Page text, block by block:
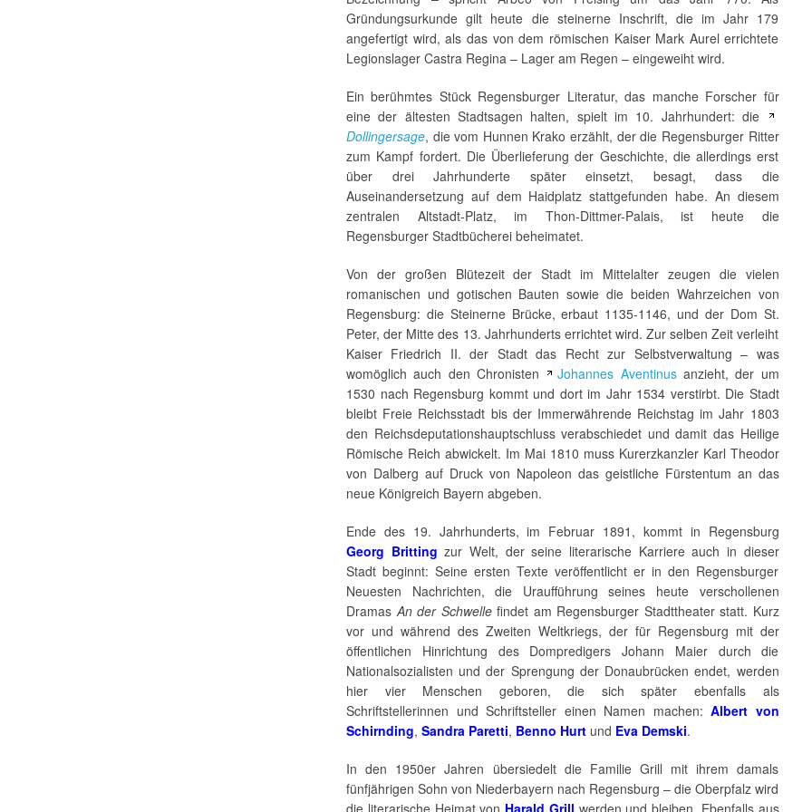
Gründungsurkunde gilt heute die steinerne Inschrift, die im Jahr 179
angefertigt wird, als das von dem römischen Kaiser Mark Aurel errichtete
Legionslager Castra Regina – Lager am Regen – eingeweiht wird.
Ein berühmtes Stück Regensburger Literatur, das manche Forscher für
eine der ältesten Stadtsagen halten, spielt im 10. Jahrhundert: die
Dollingersage, die vom Hunnen Krako erzählt, der die Regensburger Ritter
zum Kampf fordert. Die Überlieferung der Geschichte, die allerdings erst
über drei Jahrhunderte später einsetzt, besagt, dass die
Auseinandersetzung auf dem Haidplatz stattgefunden habe. An diesem
zentralen Altstadt-Platz, im Thon-Dittmer-Palais, ist heute die
Regensburger Stadtbücherei beheimatet.
Von der großen Blütezeit der Stadt im Mittelalter zeugen die vielen
romanischen und gotischen Bauten sowie die beiden Wahrzeichen von
Regensburg: die Steinerne Brücke, erbaut 1135-1146, und der Dom St.
Peter, der Mitte des 13. Jahrhunderts errichtet wird. Zur selben Zeit verleiht
Kaiser Friedrich II. der Stadt das Recht zur Selbstverwaltung – was
womöglich auch den Chronisten
Johannes Aventinusanzieht, der um
1530 nach Regensburg kommt und dort im Jahr 1534 verstirbt. Die Stadt
bleibt Freie Reichsstadt bis der Immerwährende Reichstag im Jahr 1803
den Reichsdeputationshauptschluss verabschiedet und damit das Heilige
Römische Reich abwickelt. Im Mai 1810 muss Kurerzkanzler Karl Theodor
von Dalberg auf Druck von Napoleon das geistliche Fürstentum an das
neue Königreich Bayern abgeben.
Ende des 19. Jahrhunderts, im Februar 1891, kommt in Regensburg
Georg Britting zur Welt, der seine literarische Karriere auch in dieser
Stadt beginnt: Seine ersten Texte veröffentlicht er in den Regensburger
Neuesten Nachrichten, die Uraufführung seines heute verschollenen
Dramas An der Schwellefindet am Regensburger Stadttheater statt. Kurz
vor und während des Zweiten Weltkriegs, der für Regensburg mit der
öffentlichen Hinrichtung des Dompredigers Johann Maier durch die
Nationalsozialisten und der Sprengung der Donaubrücken endet, werden
hier vier Menschen geboren, die sich später ebenfalls als
Schriftstellerinnen und Schriftsteller einen Namen machen: Albert von
Schirnding, Sandra Paretti, Benno Hurt und Eva Demski.
In den 1950er Jahren übersiedelt die Familie Grill mit ihrem damals
fünfjährigen Sohn von Niederbayern nach Regensburg – die Oberpfalz wird
die literarische Heimat von Harald Grill werden und bleiben. Ebenfalls aus